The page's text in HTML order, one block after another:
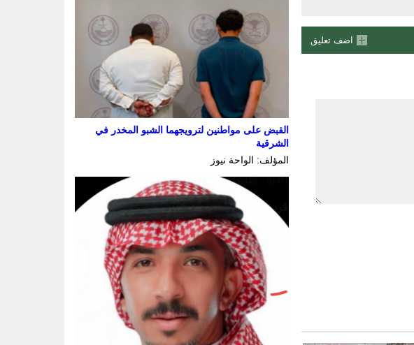
اضف تعليق
القبض على مواطنين لترويجهما الشبو المخدر في
الشرقية
المؤلف: الواحة نيوز